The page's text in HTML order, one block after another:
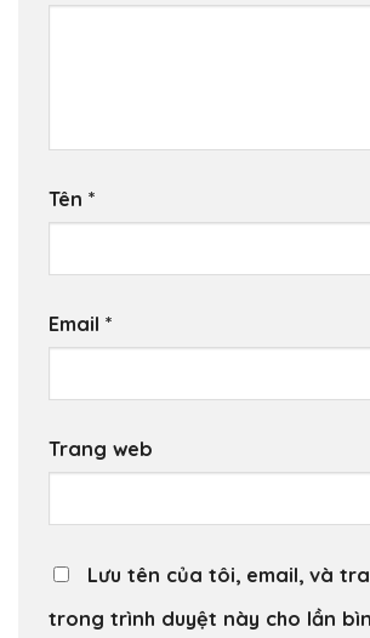
Tên *
Email *
Trang web
Lưu tên của tôi, email, và
trong trình duyệt này cho lần